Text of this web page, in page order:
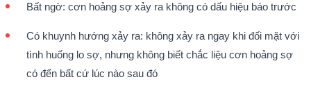
Bất ngờ: cơn hoảng sợ xảy ra không có dấu hiệu báo trước
Có khuynh hướng xảy ra: không xảy ra ngay khi đối mặt với
tình huống lo sợ, nhưng không biết chắc liệu cơn hoảng sợ
có đến bất cứ lúc nào sau đó